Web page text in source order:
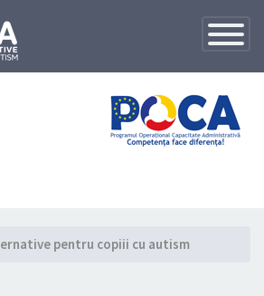
Toggle
pentru copiii cu autism